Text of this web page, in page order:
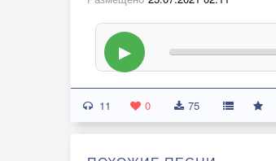
▶
11 0 75